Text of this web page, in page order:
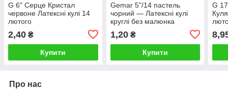
G 6" Серце Кристал
червоне Латексні кулі 14
лютого
2,40 ₴
Купити
Gemar 5"/14 пастель
чорний — Латексні кулі
круглі без малюнка
1,20₴
Купити
G
Про нас